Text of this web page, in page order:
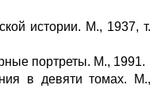
истории. М., 1937, т.
портреты. M., 1991.
в девяти томах. М.,